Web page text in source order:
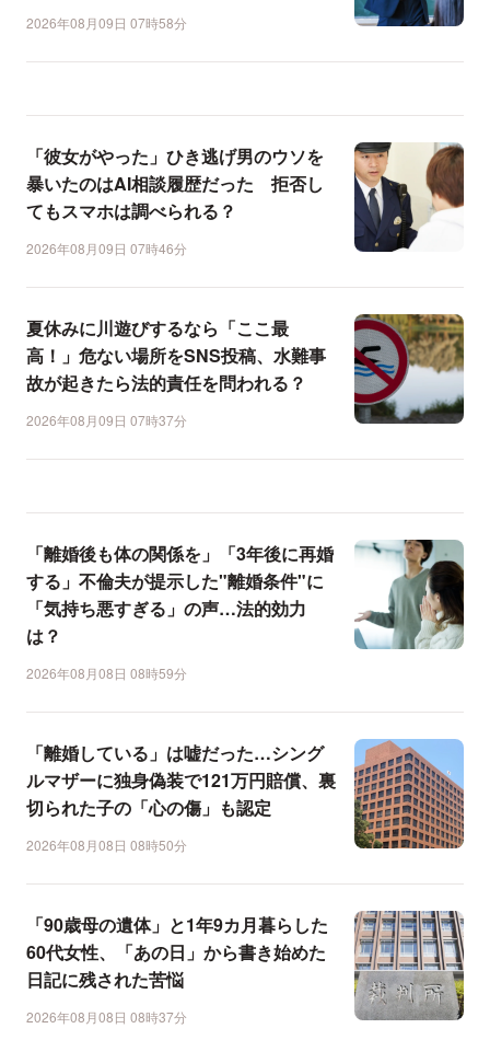
2026年08月09日 07時58分
「彼女がやった」ひき逃げ男のウソを
暴いたのはAI相談履歴だった 拒否し
てもスマホは調べられる？
2026年08月09日 07時46分
夏休みに川遊びするなら「ここ最
高！」危ない場所をSNS投稿、水難事
故が起きたら法的責任を問われる？
2026年08月09日 07時37分
「離婚後も体の関係を」「3年後に再婚
する」不倫夫が提示した"離婚条件"に
「気持ち悪すぎる」の声…法的効力
は？
2026年08月08日 08時59分
「離婚している」は嘘だった…シング
ルマザーに独身偽装で121万円賠償、裏
切られた子の「心の傷」も認定
2026年08月08日 08時50分
「90歳母の遺体」と1年9カ月暮らした
60代女性、「あの日」から書き始めた
日記に残された苦悩
2026年08月08日 08時37分